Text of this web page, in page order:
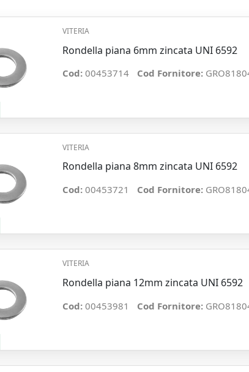
VITERIA
Rondella piana 6mm zincata UNI 6592
Cod: 00453714 Cod Fornitore:
VITERIA
Rondella piana 8mm zincata UNI 6592
Cod: 00453721 Cod Fornitore:
VITERIA
Rondella piana 12mm zincata UNI 6592
Cod: 00453981 Cod Fornitore: